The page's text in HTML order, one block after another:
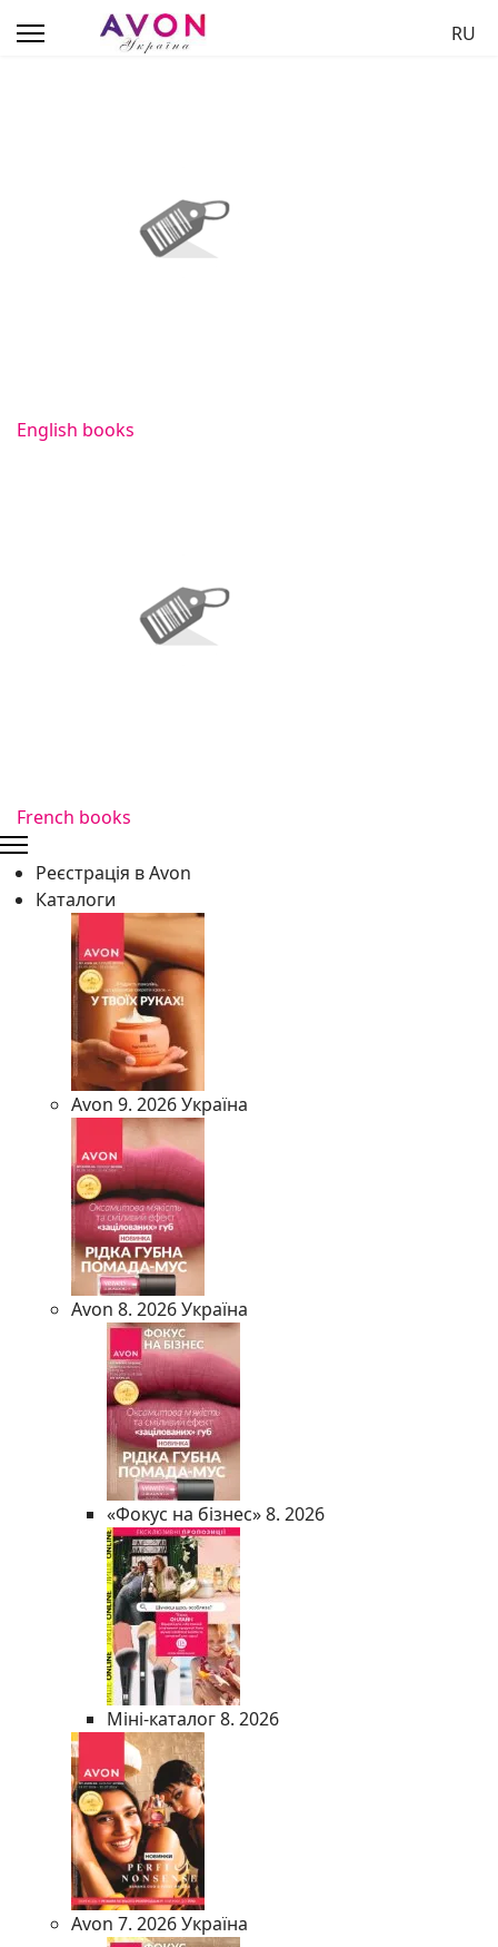
RU
English books
French books
Реєстрація в Avon
Каталоги
Avon 9. 2026 Україна
Avon 8. 2026 Україна
«Фокус на бізнес» 8. 2026
Міні-каталог 8. 2026
Avon 7. 2026 Україна